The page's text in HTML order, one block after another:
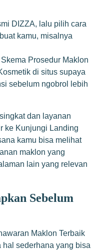
DIZZA, lalu pilih cara
kamu, misalnya
Prosedur Maklon
di situs supaya
sebelum ngobrol lebih
dan layanan
ke Kunjungi Landing
kamu bisa melihat
maklon yang
lain yang relevan
Sebelum
Maklon Terbaik
sederhana yang bisa